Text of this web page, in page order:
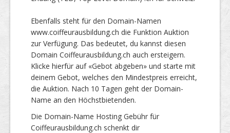
Ebenfalls steht für den Domain-Namen
www.coiffeurausbildung.ch die Funktion Auktion
zur Verfügung. Das bedeutet, du kannst diesen
Domain Coiffeurausbildung.ch auch ersteigern.
Klicke hierfür auf «Gebot abgeben» und starte mit
deinem Gebot, welches den Mindestpreis erreicht,
die Auktion. Nach 10 Tagen geht der Domain-
Name an den Höchstbietenden.
Die Domain-Name Hosting Gebühr für
Coiffeurausbildung.ch schenkt dir